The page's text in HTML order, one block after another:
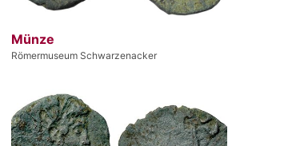
Münze
Römermuseum Schwarzenacker